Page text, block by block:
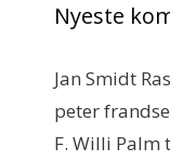
Nyeste
Jan Smidt
peter
F. Willi Palm